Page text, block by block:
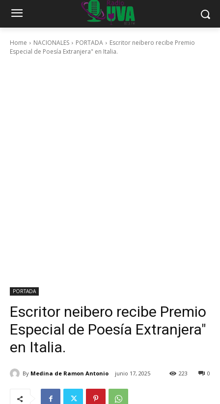
Home NACIONALES PORTADA
Escritor neibero recibe Premio
Especial de Poesía Extranjera" en Italia.
PORTADA
Escritor neibero recibe Premio
Especial de Poesía Extranjera"
en Italia.
By Medina de Ramon Antonio junio 17, 2025 0
223